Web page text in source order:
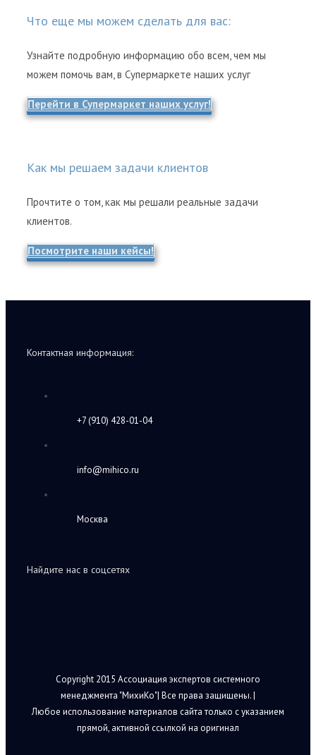
Что еще мы можем сделать для вас:
Узнайте подробную информацию обо всем, чем мы
можем помочь вам, в Супермаркете наших услуг
Перейти в Супермаркет наших услуг!
Как мы решаем задачи клиентов
Прочтите о том, как мы решали реальные задачи
клиентов.
Посмотрите наши кейсы!
Контактная информация:
+7 (910) 428-01-04
info@mihico.ru
Москва
Найдите нас в соцсетях
Copyright 2015 Ассоциация экспертов системного
менеджмента "МихиКо"| Все права защищены. |
Любое использование материалов сайта только с указанием
прямой, активной ссылкой на оригинал